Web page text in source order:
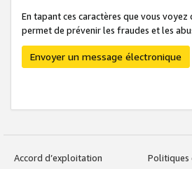
En tapant ces caractères que vous
permet de prévenir les fraudes et les
Envoyer un message électronique
Accord d’exploitation
Politiques